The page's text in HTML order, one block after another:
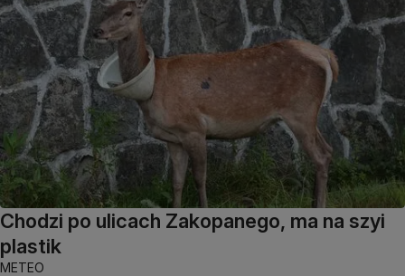
Chodzi po ulicach Zakopanego, ma na szyi
plastik
METEO